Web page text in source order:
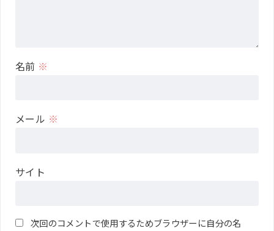
名前 ※
メール ※
サイト
次回のコメントで使用するためブラウザーに自分の名